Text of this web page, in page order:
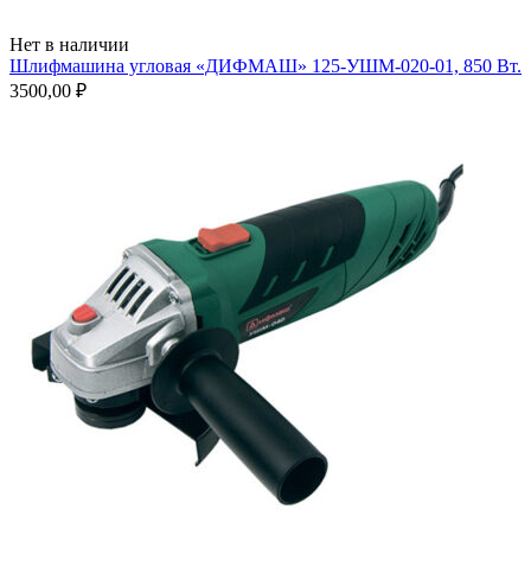
Нет в наличии
Шлифмашина угловая «ДИФМАШ» 125-УШМ-020-01, 850 Вт.
3500,00 ₽